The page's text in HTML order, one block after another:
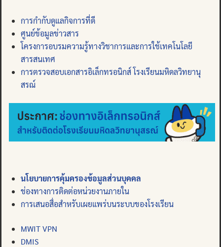
การกำกับดูแลกิจการที่ดี
ศูนย์ข้อมูลข่าวสาร
โครงการอบรมความรู้ทางวิชาการและการใช้เทคโนโลยี
สารสนเทศ
การตรวจสอบเอกสารอิเล็กทรอนิกส์ โรงเรียนมหิดลวิทยานุ
สรณ์
นโยบายการคุ้มครองข้อมูลส่วนบุคคล
ช่องทางการติดต่อหน่วยงานภายใน
การเสนอสื่อสำหรับเผยแพร่บนระบบของโรงเรียน
MWIT VPN
DMIS